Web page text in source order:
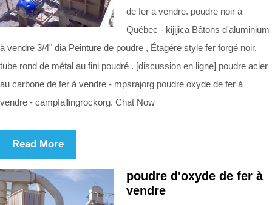
de fer a vendre. poudre noir à
Québec - kijijica Bâtons d'aluminium
à vendre 3/4" dia Peinture de poudre , Étagére style fer forgé noir,
tube rond de métal au fini poudré . [discussion en ligne] poudre acier
au carbone de fer à vendre - mpsrajorg poudre oxyde de fer à
vendre - campfallingrockorg. Chat Now
Read More
poudre d'oxyde de fer à
vendre